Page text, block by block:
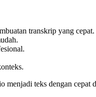
transkrip yang cepat.
menjadi teks dengan